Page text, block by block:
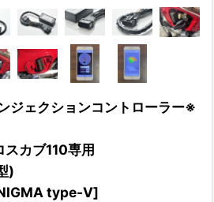
ジェクションコントローラー※
カブ110専用
)
type-V]